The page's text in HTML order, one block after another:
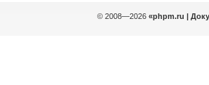
© 2008—2026 «phpm.ru |